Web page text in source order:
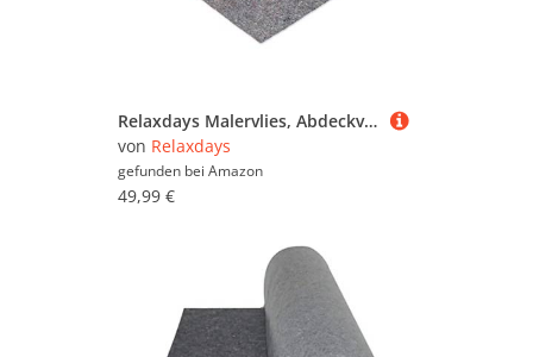
Relaxdays Malervlies, Abdeckvlies Rolle, 1 m x 50 m = 50m², rutschfest, wasserabweisend, 300g/m², Streichen, Umzug, grau
von Relaxdays
gefunden bei Amazon
49,99 €